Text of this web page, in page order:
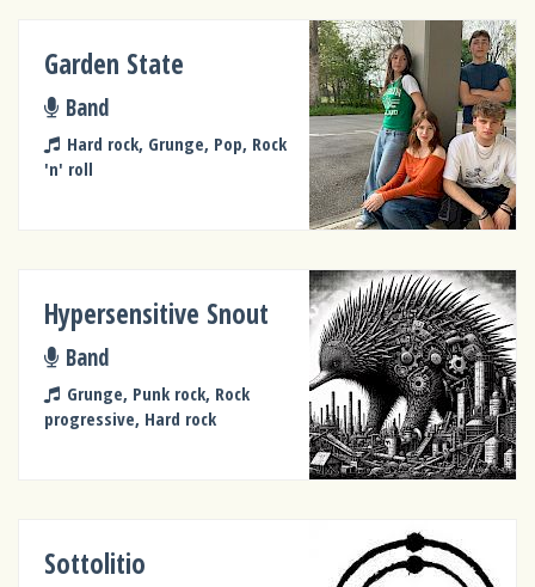
Garden State
Band
Hard rock, Grunge, Pop, Rock
'n' roll
Hypersensitive Snout
Band
Grunge, Punk rock, Rock
progressive, Hard rock
Sottolitio